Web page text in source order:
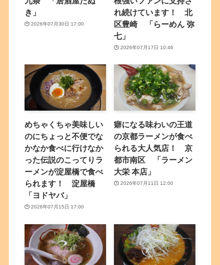
き」
2026年07月30日 17:00
れ続けています！ 北
区豊崎 「らーめん 弥
七」
2026年07月17日 10:46
めちゃくちゃ美味しい
のにちょっと不便でな
かなか食べに行けなか
った伝説のこってりラ
ーメンが淀屋橋で食べ
られます！ 淀屋橋
「ヨドヤバ」
2026年07月15日 17:00
癖になる味わいの王道
の京都ラーメンが食べ
られる大人気店！ 京
都市南区 「ラーメン
大栄 本店」
2026年07月11日 12:00